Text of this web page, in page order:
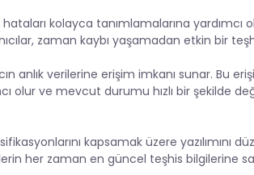
kolayca tanımlamalarına yardımcı
zaman kaybı yaşamadan etkin bir
anlık verilerine erişim imkanı sunar. Bu
olur ve mevcut durumu hızlı bir şekilde
kapsamak üzere yazılımını
her zaman en güncel teşhis bilgilerine